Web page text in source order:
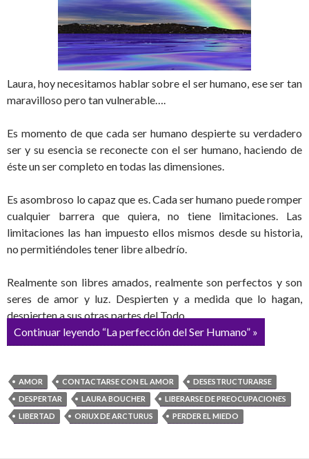
Laura, hoy necesitamos hablar sobre el ser humano, ese ser tan
maravilloso pero tan vulnerable….
Es momento de que cada ser humano despierte su verdadero
ser y su esencia se reconecte con el ser humano, haciendo de
éste un ser completo en todas las dimensiones.
Es asombroso lo capaz que es. Cada ser humano puede romper
cualquier barrera que quiera, no tiene limitaciones. Las
limitaciones las han impuesto ellos mismos desde su historia,
no permitiéndoles tener libre albedrío.
Realmente son libres amados, realmente son perfectos y son
seres de amor y luz. Despierten y a medida que lo hagan,
despierten a sus otras partes del Todo.
Continuar leyendo “La perfección del Ser Humano” »
AMOR CONTACTARSE CON EL AMOR
DESESTRUCTURARSE
DESPERTAR
LAURA BOUCHER
LIBERARSE DE PREOCUPACIONES
LIBERTAD
ORIUX DE ARCTURUS PERDER EL MIEDO